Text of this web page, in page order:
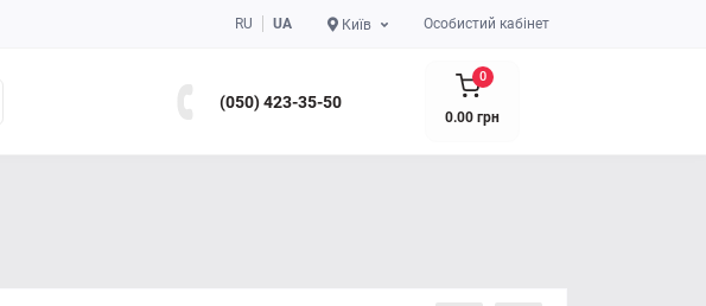
RU UA Київ Особистий кабінет
(050) 423-35-50
0
0.00 грн